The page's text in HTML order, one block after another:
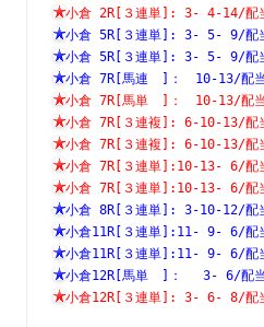
小倉 2R[３連単]: 3- 4-
小倉 5R[３連単]: 3-
小倉 5R[３連単]: 3-
小倉 7R[馬連　]：　10-
小倉 7R[馬単　]：　10-
小倉 7R[３連複]: 6-10-
小倉 7R[３連複]: 6-10-
小倉 7R[３連単]:10-13-
小倉 7R[３連単]:10-
小倉 8R[３連単]: 3-10-
小倉11R[３連単]:11- 9- 6/配
小倉11R[３連単]:11- 9- 6/配
小倉12R[馬単　]：　
小倉12R[３連単]: 3- 6-